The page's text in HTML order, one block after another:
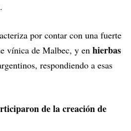
por contar con una fuerte
vínica de Malbec, y en hierbas
respondiendo a esas
de la creación de